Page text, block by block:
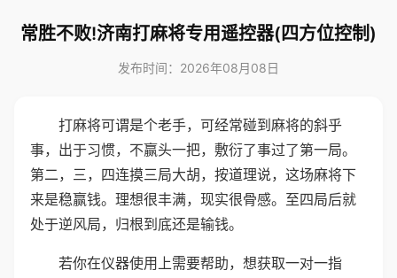
常胜不败!济南打麻将专用遥控器(四方位控制)
发布时间：2026年08月08日
打麻将可谓是个老手，可经常碰到麻将的斜乎
事，出于习惯，不赢头一把，敷衍了事过了第一局。
第二，三，四连摸三局大胡，按道理说，这场麻将下
来是稳赢钱。理想很丰满，现实很骨感。至四局后就
处于逆风局，归根到底还是输钱。
若你在仪器使用上需要帮助，想获取一对一指